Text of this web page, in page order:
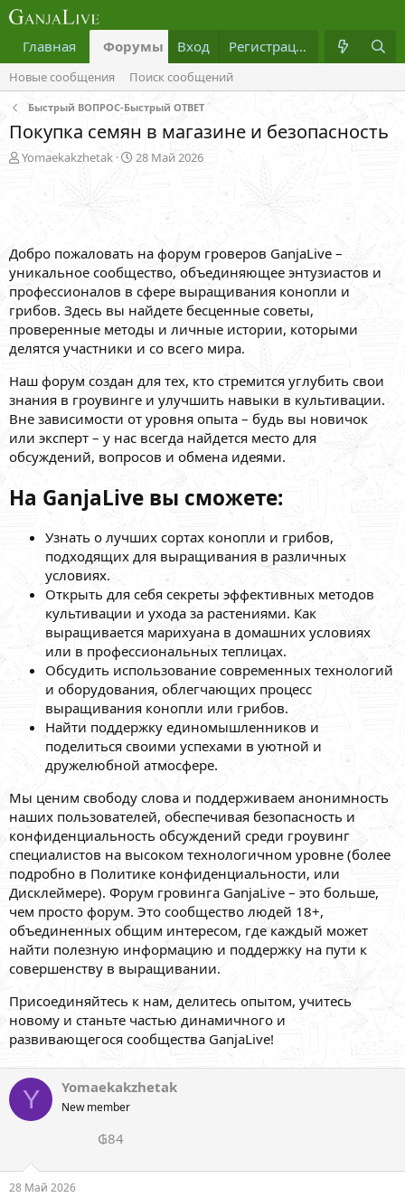
Главная Форумы Что нового? Медиа
Вход Регистрация
Новые сообщения Поиск сообщений
Быстрый ВОПРОС-Быстрый ОТВЕТ
Покупка семян в магазине и безопасность
А
е
м
ы
Yomaekakzhetak
Д
ч
а
л
28 Май 2026
Добро пожаловать на форум гроверов GanjaLive –
уникальное сообщество, объединяющее энтузиастов и
профессионалов в сфере выращивания конопли и
грибов. Здесь вы найдете бесценные советы,
проверенные методы и личные истории, которыми
делятся участники и со всего мира.
Наш форум создан для тех, кто стремится углубить свои
знания в гроувинге и улучшить навыки в культивации.
Вне зависимости от уровня опыта – будь вы новичок
или эксперт – у нас всегда найдется место для
обсуждений, вопросов и обмена идеями.
На GanjaLive вы сможете:
Узнать о лучших сортах конопли и грибов,
подходящих для выращивания в различных
условиях.
Открыть для себя секреты эффективных методов
культивации и ухода за растениями. Как
выращивается марихуана в домашних условиях
или в профессиональных теплицах.
Обсудить использование современных технологий
и оборудования, облегчающих процесс
выращивания конопли или грибов.
Найти поддержку единомышленников и
поделиться своими успехами в уютной и
дружелюбной атмосфере.
Мы ценим свободу слова и поддерживаем анонимность
наших пользователей, обеспечивая безопасность и
конфиденциальность обсуждений среди гроувинг
специалистов на высоком технологичном уровне (более
подробно в Политике конфиденциальности, или
Дисклеймере). Форум гровинга GanjaLive – это больше,
чем просто форум. Это сообщество людей 18+,
объединенных общим интересом, где каждый может
найти полезную информацию и поддержку на пути к
совершенству в выращивании.
Присоединяйтесь к нам, делитесь опытом, учитесь
новому и станьте частью динамичного и
развивающегося сообщества GanjaLive!
Y Yomaekakzhetak
New member
₲84
28 Май 2026